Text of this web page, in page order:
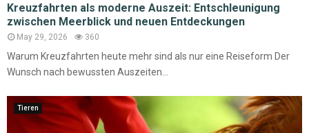
Kreuzfahrten als moderne Auszeit: Entschleunigung
zwischen Meerblick und neuen Entdeckungen
May 29, 2026 360
Warum Kreuzfahrten heute mehr sind als nur eine Reiseform Der
Wunsch nach bewussten Auszeiten...
Tieren